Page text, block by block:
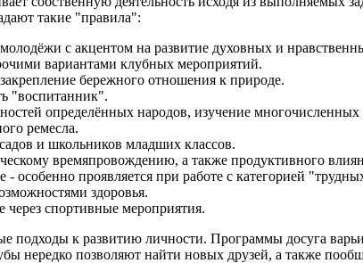
такие "правила":
с акцентом на развитие духовных и
вариантами клубных мероприятий.
бережного отношения к природе.
"воспитанник".
определённых народов, изучение
ремесла.
и школьников младших классов.
времяпровождению, а также продуктивного
особенно проявляется при работе с категорией
здоровья.
спортивные мероприятия.
подходы к развитию личности. Программы досуга
нередко позволяют найти новых друзей, а также